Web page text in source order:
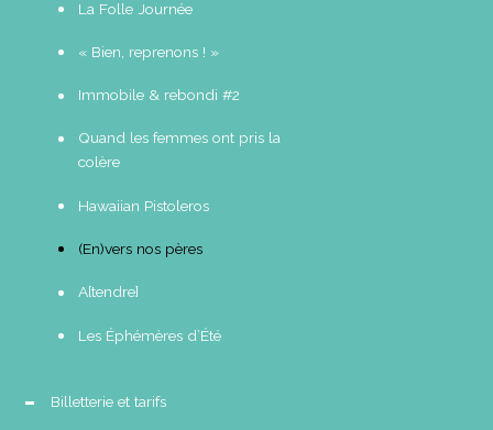
La Folle Journée
« Bien, reprenons ! »
Immobile & rebondi #2
Quand les femmes ont pris la
colère
Hawaiian Pistoleros
(En)vers nos pères
A[tendre]
Les Éphémères d’Été
Billetterie et tarifs